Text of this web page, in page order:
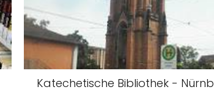
Katechetische Bibliothek -